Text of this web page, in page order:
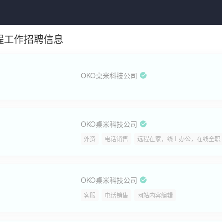
作招聘信息
OKO桌米科技公司
OKO桌米科技公司
外资 电话销售 远程在家，线上办公，在线全职
OKO桌米科技公司
客服 电话销售 网站内容编辑